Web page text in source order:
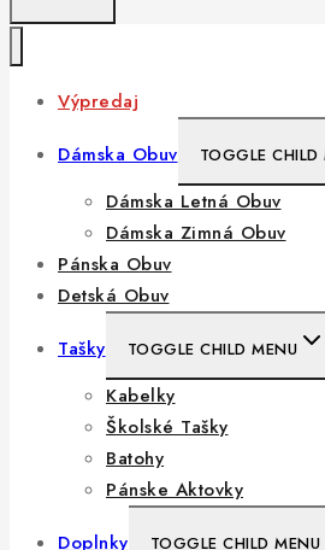
Výpredaj
Dámska Obuv
TOGGLE CHILD
Dámska Letná Obuv
Dámska Zimná Obuv
Pánska Obuv
Detská Obuv
Tašky
TOGGLE CHILD MENU
Kabelky
Školské Tašky
Batohy
Pánske Aktovky
Doplnky
TOGGLE CHILD MENU